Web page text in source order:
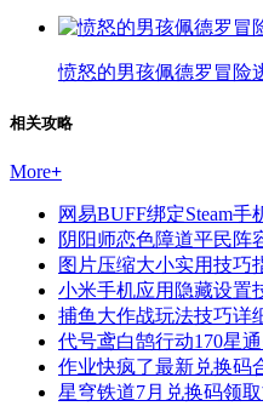
愤怒的男孩佩德罗冒险
相关攻略
More+
网易BUFF绑定Steam
阴阳师恋色障道平民阵
图片压缩大小实用技巧
小米手机应用隐藏设置
捕鱼大作战玩法技巧详
代号鸢白鹄行动170星
作业快疯了最新兑换码
星穹铁道7月兑换码领